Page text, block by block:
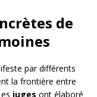
de
par différents
la frontière entre
juges ont élaboré